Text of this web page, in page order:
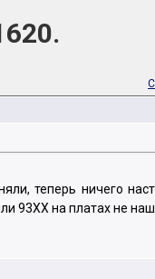
теперь ничего
93XX на платах не